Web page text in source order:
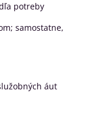
potreby
samostatne,
áut